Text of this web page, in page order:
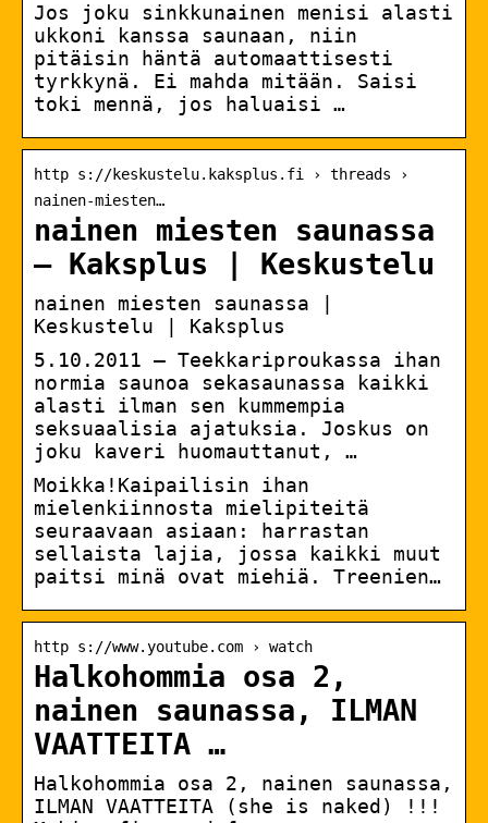
Jos joku sinkkunainen menisi alasti
ukkoni kanssa saunaan, niin
pitäisin häntä automaattisesti
tyrkkynä. Ei mahda mitään. Saisi
toki mennä, jos haluaisi …
http s://keskustelu.kaksplus.fi › threads ›
nainen-miesten…
nainen miesten saunassa
– Kaksplus | Keskustelu
nainen miesten saunassa |
Keskustelu | Kaksplus
5.10.2011 — Teekkariproukassa ihan
normia saunoa sekasaunassa kaikki
alasti ilman sen kummempia
seksuaalisia ajatuksia. Joskus on
joku kaveri huomauttanut, …
Moikka!Kaipailisin ihan
mielenkiinnosta mielipiteitä
seuraavaan asiaan: harrastan
sellaista lajia, jossa kaikki muut
paitsi minä ovat miehiä. Treenien…
http s://www.youtube.com › watch
Halkohommia osa 2,
nainen saunassa, ILMAN
VAATTEITA …
Halkohommia osa 2, nainen saunassa,
ILMAN VAATTEITA (she is naked) !!!